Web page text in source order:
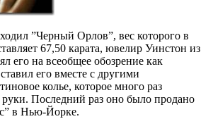
”Черный Орлов”, вес которого в
67,50 карата, ювелир Уинстон из
его на всеобщее обозрение как
его вместе с другими
колье, которое много раз
руки. Последний раз оно было продано
в Нью-Йорке.